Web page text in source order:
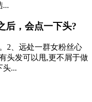
...
后，会点一下头?
2、远处一群女粉丝心
头发可以甩,更不屑于做
头...